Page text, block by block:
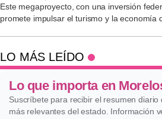
Este megaproyecto, con una inversión
promete impulsar el turismo y la economía
LO MÁS LEÍDO
Lo que importa en
Suscríbete para recibir el resumen diario
más relevantes del estado. Información